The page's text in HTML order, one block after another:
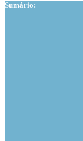
Sumário: